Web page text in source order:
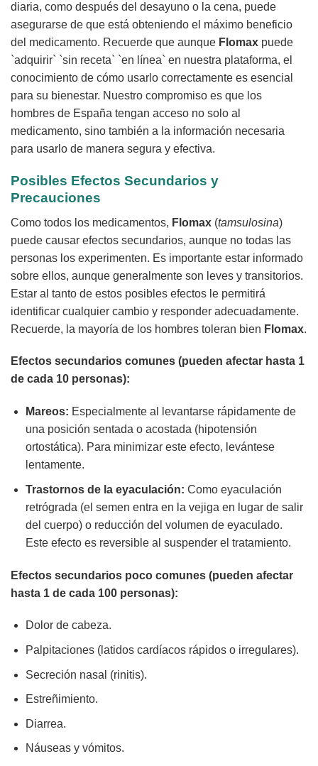
diaria, como después del desayuno o la cena, puede
asegurarse de que está obteniendo el máximo beneficio
del medicamento. Recuerde que aunque Flomax puede
`adquirir` `sin receta` `en línea` en nuestra plataforma, el
conocimiento de cómo usarlo correctamente es esencial
para su bienestar. Nuestro compromiso es que los
hombres de España tengan acceso no solo al
medicamento, sino también a la información necesaria
para usarlo de manera segura y efectiva.
Posibles Efectos Secundarios y
Precauciones
Como todos los medicamentos, Flomax (tamsulosina)
puede causar efectos secundarios, aunque no todas las
personas los experimenten. Es importante estar informado
sobre ellos, aunque generalmente son leves y transitorios.
Estar al tanto de estos posibles efectos le permitirá
identificar cualquier cambio y responder adecuadamente.
Recuerde, la mayoría de los hombres toleran bien Flomax.
Efectos secundarios comunes (pueden afectar hasta 1
de cada 10 personas):
Mareos: Especialmente al levantarse rápidamente de
una posición sentada o acostada (hipotensión
ortostática). Para minimizar este efecto, levántese
lentamente.
Trastornos de la eyaculación: Como eyaculación
retrógrada (el semen entra en la vejiga en lugar de salir
del cuerpo) o reducción del volumen de eyaculado.
Este efecto es reversible al suspender el tratamiento.
Efectos secundarios poco comunes (pueden afectar
hasta 1 de cada 100 personas):
Dolor de cabeza.
Palpitaciones (latidos cardíacos rápidos o irregulares).
Secreción nasal (rinitis).
Estreñimiento.
Diarrea.
Náuseas y vómitos.